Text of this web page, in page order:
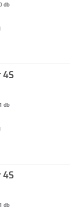
db
4S
db
4S
db